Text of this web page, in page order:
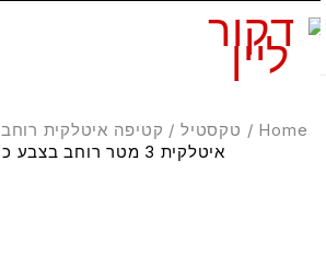
Home
/ טקסטיל / קטיפה איטלקית רוחב 3 מטר
איטלקית 3 מטר רוחב בצבע כחול נייבי